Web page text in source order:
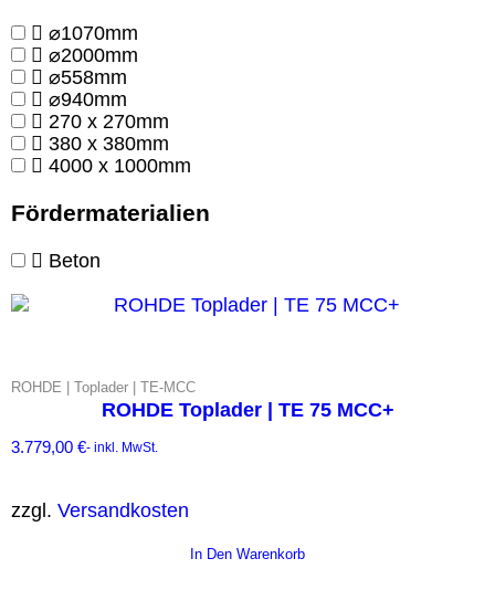
⌀1070mm
⌀2000mm
⌀558mm
⌀940mm
270 x 270mm
380 x 380mm
4000 x 1000mm
Fördermaterialien
Beton
ROHDE | Toplader | TE-MCC
ROHDE Toplader | TE 75 MCC+
3.779,00 €- inkl. MwSt.
In Den Warenkorb
zzgl. Versandkosten